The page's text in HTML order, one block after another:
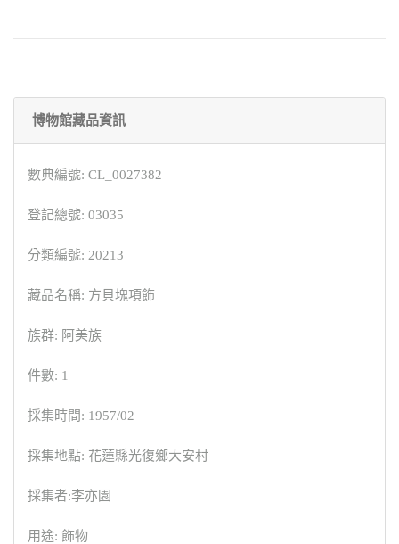
博物館藏品資訊
數典編號: CL_0027382
登記總號: 03035
分類編號: 20213
藏品名稱: 方貝塊項飾
族群: 阿美族
件數: 1
採集時間: 1957/02
採集地點: 花蓮縣光復鄉大安村
採集者:李亦園
用途: 飾物